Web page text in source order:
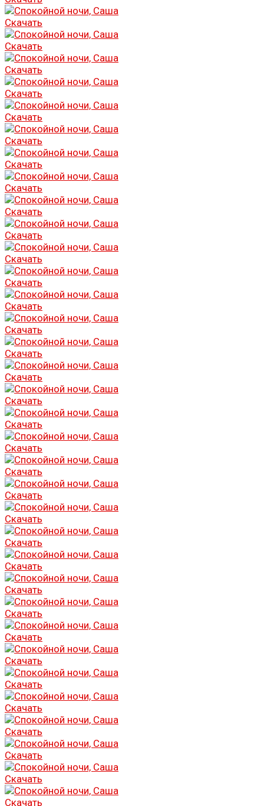
Скачать
Скачать
Скачать
Скачать
Скачать
Скачать
Скачать
Скачать
Скачать
Скачать
Скачать
Скачать
Скачать
Скачать
Скачать
Скачать
Скачать
Скачать
Скачать
Скачать
Скачать
Скачать
Скачать
Скачать
Скачать
Скачать
Скачать
Скачать
Скачать
Скачать
Скачать
Скачать
Скачать
Скачать